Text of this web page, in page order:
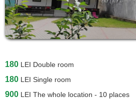
180 LEI Double room
180 LEI Single room
900 LEI The whole location - 10 places